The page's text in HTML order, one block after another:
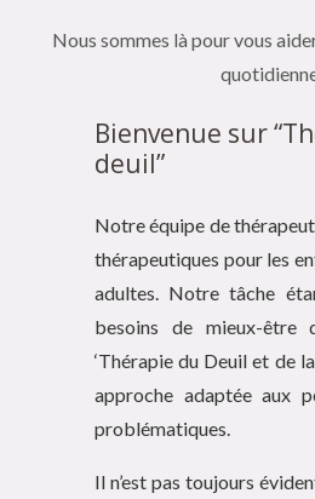
Nous sommes là pour vous
Bienvenue sur
deuil”
Notre équipe de
thérapeutiques pour les
adultes. Notre tâche
besoins de mieux-être
‘Thérapie du Deuil et de
approche adaptée aux
problématiques.
Il n’est pas toujours